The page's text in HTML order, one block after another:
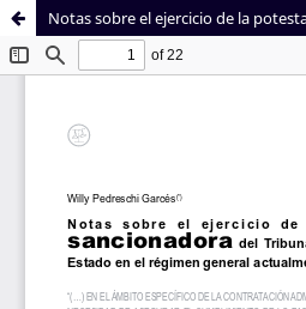
Sistema de
Bibliotecas
Facultad de
Derecho